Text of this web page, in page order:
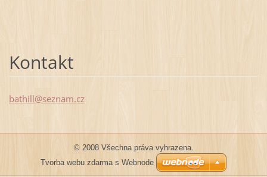
Kontakt
bathill@seznam.cz
© 2008 Všechna práva vyhrazena.
Tvorba webu zdarma s Webnode